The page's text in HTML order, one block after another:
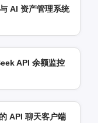
AI 资产管理系统
API 余额监控
API 聊天客户端